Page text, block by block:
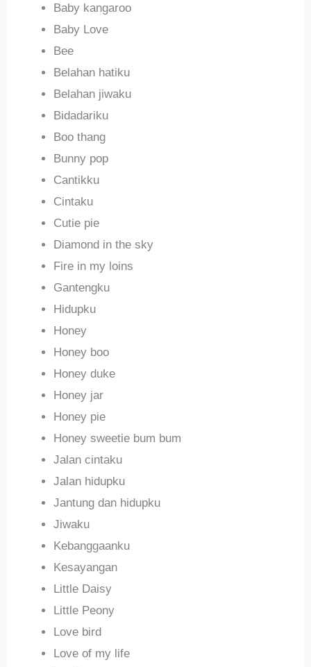
Baby kangaroo
Baby Love
Bee
Belahan hatiku
Belahan jiwaku
Bidadariku
Boo thang
Bunny pop
Cantikku
Cintaku
Cutie pie
Diamond in the sky
Fire in my loins
Gantengku
Hidupku
Honey
Honey boo
Honey duke
Honey jar
Honey pie
Honey sweetie bum bum
Jalan cintaku
Jalan hidupku
Jantung dan hidupku
Jiwaku
Kebanggaanku
Kesayangan
Little Daisy
Little Peony
Love bird
Love of my life